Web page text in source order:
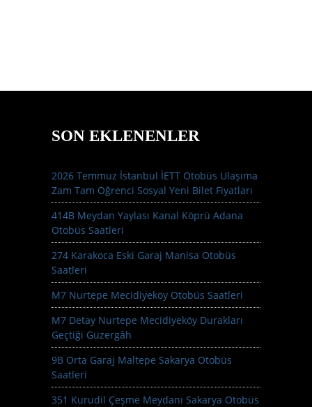
SON EKLENENLER
2026 Temmuz İstanbul İETT Otobüs Ulaşıma
Zam Tam Öğrenci Sosyal Yeni Bilet Fiyatları
414B Meydan Yaylası Kanal Köprü Adana
Otobüs Saatleri
274 Karakoca Eski Garaj Manisa Otobüs
Saatleri
M7 Nurtepe Mecidiyeköy Otobüs Saatleri
M7 Detay Nurtepe Mecidiyeköy Durakları
Geçtiği Güzergâh
9B Orta Garaj Maltepe Sakarya Otobüs
Saatleri
351 Kurudil Çeşme Meydanı Sakarya Otobüs